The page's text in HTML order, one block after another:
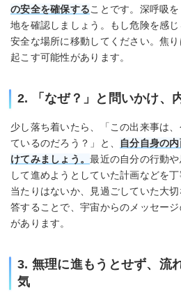
の安全を確保することです。深呼吸
地を確認しましょう。もし危険を感
安全な場所に移動してください。焦
起こす可能性があります。
2. 「なぜ？」と問いかけ、
少し落ち着いたら、「この出来事は
ているのだろう？」と、
自分自身の
けてみましょう。最近の自分の行動
して進めようとしていた計画などを
当たりはないか、見過ごしていた大
答することで、宇宙からのメッセー
があります。
3. 無理に進もうとせず、流
気